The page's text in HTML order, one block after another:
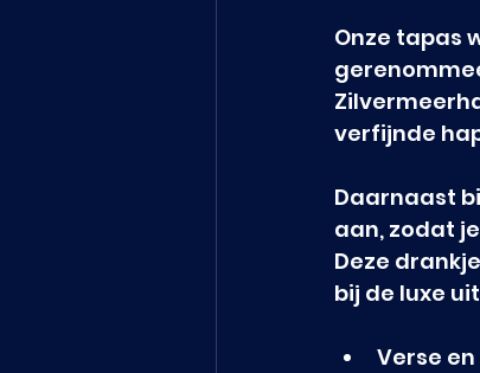
Onze tapas
verfijnde
Daarnaast
aan, zodat
Deze
bij de luxe
Verse